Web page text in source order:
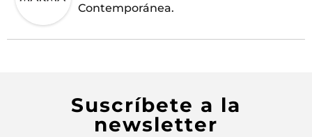
Contemporánea.
Suscríbete a la
newsletter